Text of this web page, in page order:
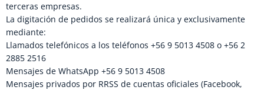
terceras empresas.
La digitación de pedidos se realizará única y exclusivamente
mediante:
Llamados telefónicos a los teléfonos +56 9 5013 4508 o +56 2
2885 2516
Mensajes de WhatsApp +56 9 5013 4508
Mensajes privados por RRSS de cuentas oficiales (Facebook,